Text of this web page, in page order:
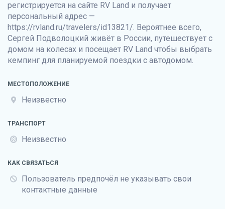
регистрируется на сайте RV Land и получает
персональный адрес —
https://rvland.ru/travelers/id13821/. Вероятнее всего,
Сергей Подволоцкий живёт в России, путешествует с
домом на колесах и посещает RV Land чтобы выбрать
кемпинг для планируемой поездки с автодомом.
МЕСТОПОЛОЖЕНИЕ
Неизвестно
ТРАНСПОРТ
Неизвестно
КАК СВЯЗАТЬСЯ
Пользователь предпочёл не указывать свои
контактные данные